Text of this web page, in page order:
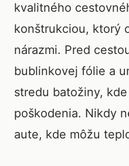
kvalitného
konštrukciou, ktorý
nárazmi. Pred
bublinkovej fólie a
stredu batožiny,
poškodenia. Nikdy
aute, kde môžu